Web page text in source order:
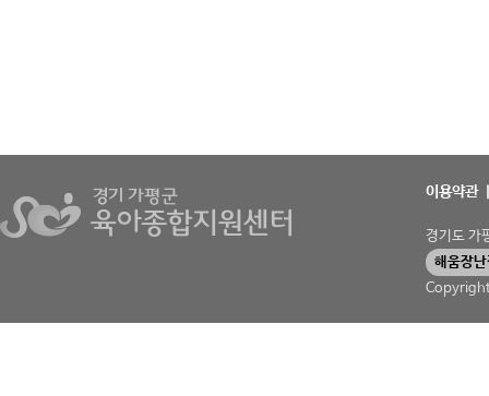
이용약관
경기도
해움장